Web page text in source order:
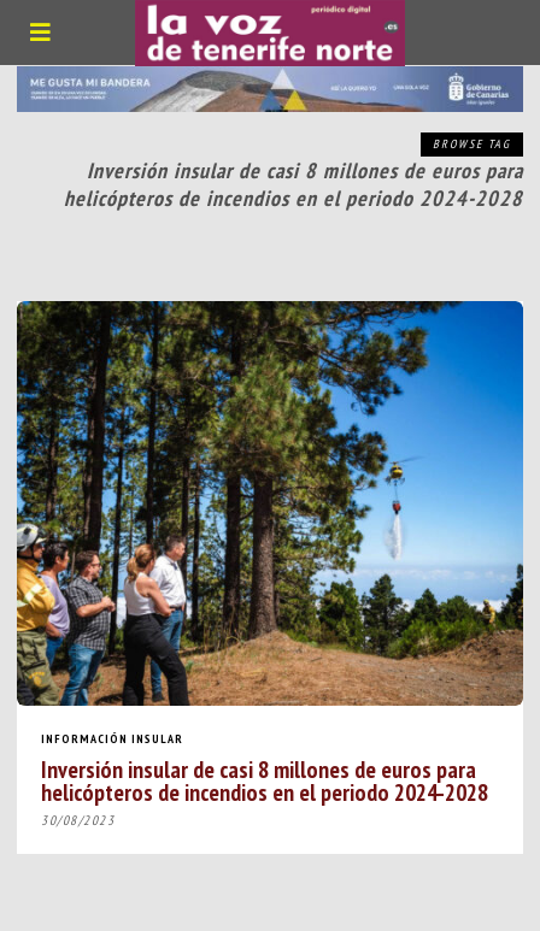
BROWSE TAG
Inversión insular de casi 8 millones de euros para
helicópteros de incendios en el periodo 2024-2028
INFORMACIÓN INSULAR
Inversión insular de casi 8 millones de euros para
helicópteros de incendios en el periodo 2024-2028
30/08/2023